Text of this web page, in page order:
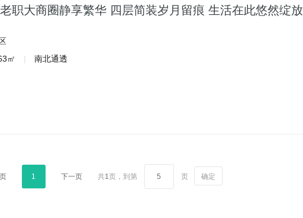
老职大商圈静享繁华 四层简装岁月留痕 生活在此悠然绽放
㎡ | 南北通透
1 下一页 共1页， 到第 页 确定